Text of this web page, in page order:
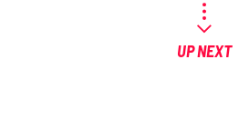
UP NEXT